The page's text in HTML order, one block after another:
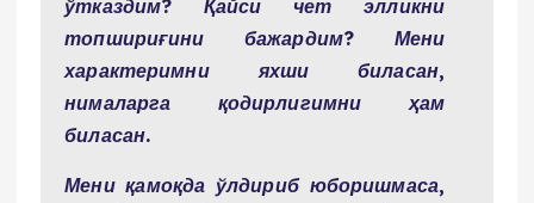
ўтказдим? Қайси чет элликни
топшириғини бажардим? Мени
характеримни яхши биласан,
нималарга қодирлигимни ҳам
биласан.
Мени қамоқда ўлдириб юборишмаса,